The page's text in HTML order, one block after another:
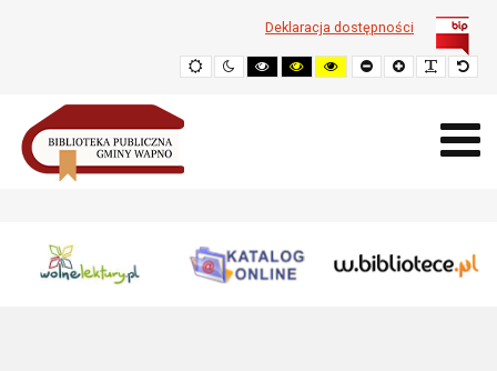
Deklaracja dostępności
Domyślne
Tryb
nocny
Wysoki
kontrast
Wysoki
kontrast
Wysoki
kontrast
Zmniejsz
rozmiar
Powiększ
Popraw